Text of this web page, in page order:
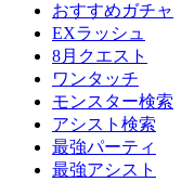
おすすめガチャ
EXラッシュ
8月クエスト
ワンタッチ
モンスター検索
アシスト検索
最強パーティ
最強アシスト